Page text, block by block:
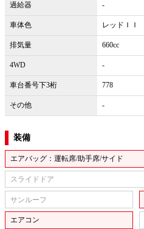
過給器 -
車体色 レッドＩＩ
排気量 660cc
4WD -
車台番号下3桁 778
その他 -
装備
エアバッグ：運転席/助手席/サイド
スライドドア
サンルーフ
エアコン